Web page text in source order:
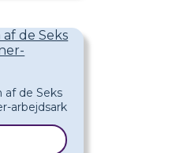
de Seks